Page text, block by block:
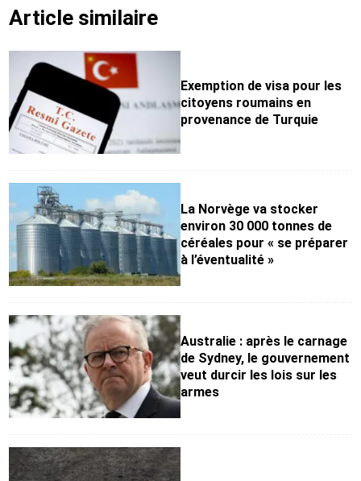
Article similaire
Exemption de visa pour les
citoyens roumains en
provenance de Turquie
La Norvège va stocker
environ 30 000 tonnes de
céréales pour « se préparer
à l’éventualité »
Australie : après le carnage
de Sydney, le gouvernement
veut durcir les lois sur les
armes